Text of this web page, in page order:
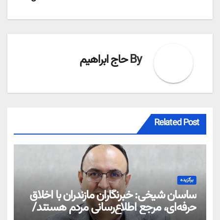
Byحاج ابراهیم
Related Post
برگزیده
ساسان شیخی: خبرنگاران مازندران با اخلاق
حرفه‌ای، مرجع اطلاع‌رسانی مردم هستند/